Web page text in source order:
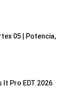
05 | Potencia,
It Pro EDT 2026